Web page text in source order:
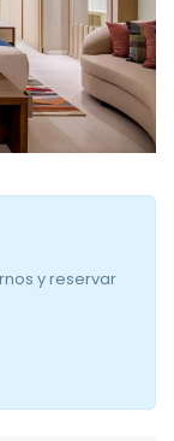
y reservar